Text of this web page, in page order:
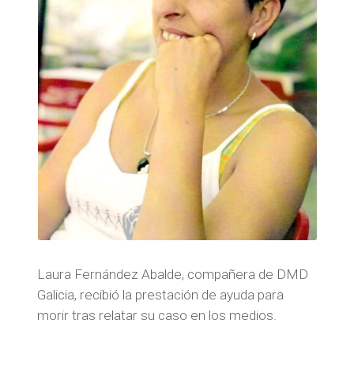
Laura Fernández Abalde, compañera de DMD
Galicia, recibió la prestación de ayuda para
morir tras relatar su caso en los medios.